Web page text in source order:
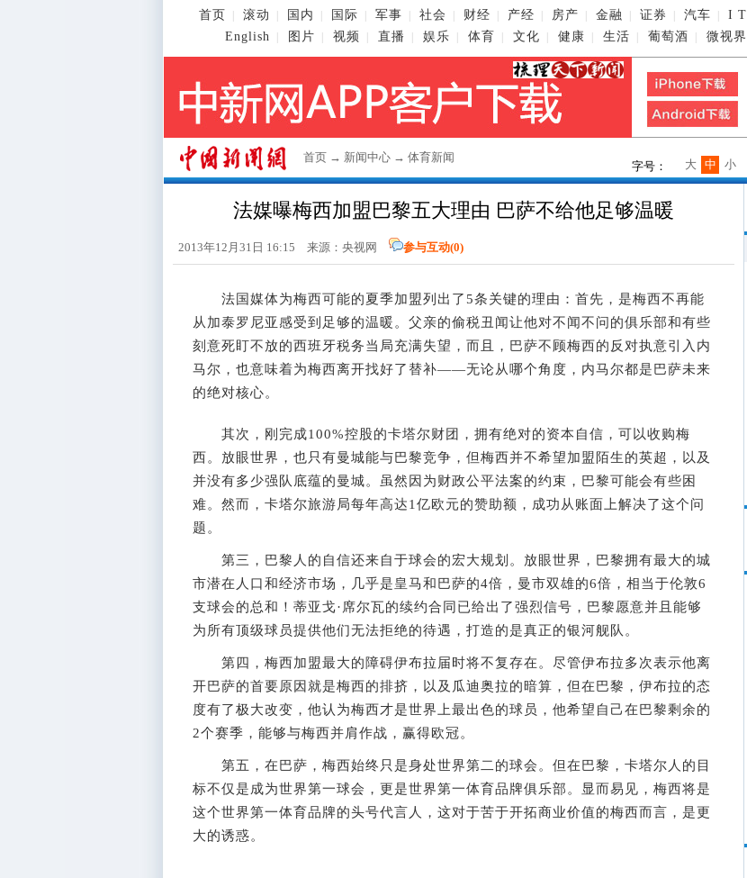
首页 滚动 国内 国际 军事 社会 财经 产经 房产 金融 证券 汽车 I T
English
图片 视频 直播 娱乐 体育 文化 健康 生活 葡萄酒 微视界
首页 → 新闻中心 → 体育新闻
字号： 小
中
大
法媒曝梅西加盟巴黎五大理由 巴萨不给他足够温暖
2013年12月31日 16:15 来源：央视网 参与互动(0)
法国媒体为梅西可能的夏季加盟列出了5条关键的理由：首先，是梅西不再能
从加泰罗尼亚感受到足够的温暖。父亲的偷税丑闻让他对不闻不问的俱乐部和有些
刻意死盯不放的西班牙税务当局充满失望，而且，巴萨不顾梅西的反对执意引入内
马尔，也意味着为梅西离开找好了替补——无论从哪个角度，内马尔都是巴萨未来
的绝对核心。
其次，刚完成100%控股的卡塔尔财团，拥有绝对的资本自信，可以收购梅
西。放眼世界，也只有曼城能与巴黎竞争，但梅西并不希望加盟陌生的英超，以及
并没有多少强队底蕴的曼城。虽然因为财政公平法案的约束，巴黎可能会有些困
难。然而，卡塔尔旅游局每年高达1亿欧元的赞助额，成功从账面上解决了这个问
题。
第三，巴黎人的自信还来自于球会的宏大规划。放眼世界，巴黎拥有最大的城
市潜在人口和经济市场，几乎是皇马和巴萨的4倍，曼市双雄的6倍，相当于伦敦6
支球会的总和！蒂亚戈·席尔瓦的续约合同已给出了强烈信号，巴黎愿意并且能够
为所有顶级球员提供他们无法拒绝的待遇，打造的是真正的银河舰队。
第四，梅西加盟最大的障碍伊布拉届时将不复存在。尽管伊布拉多次表示他离
开巴萨的首要原因就是梅西的排挤，以及瓜迪奥拉的暗算，但在巴黎，伊布拉的态
度有了极大改变，他认为梅西才是世界上最出色的球员，他希望自己在巴黎剩余的
2个赛季，能够与梅西并肩作战，赢得欧冠。
第五，在巴萨，梅西始终只是身处世界第二的球会。但在巴黎，卡塔尔人的目
标不仅是成为世界第一球会，更是世界第一体育品牌俱乐部。显而易见，梅西将是
这个世界第一体育品牌的头号代言人，这对于苦于开拓商业价值的梅西而言，是更
大的诱惑。